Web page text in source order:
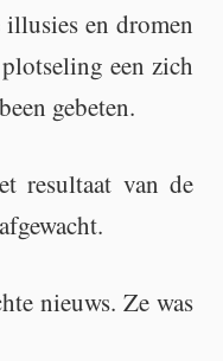
en dro­men
een zich
ge­be­ten.
re­sul­taat van de
nieuws. Ze was